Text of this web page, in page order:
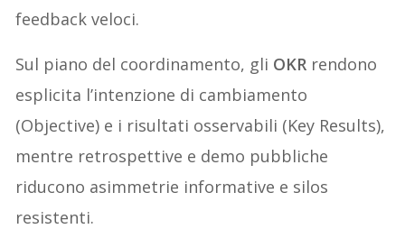
feedback veloci.
Sul piano del coordinamento, gli OKR rendono
esplicita l’intenzione di cambiamento
(Objective) e i risultati osservabili (Key Results),
mentre retrospettive e demo pubbliche
riducono asimmetrie informative e silos
resistenti.